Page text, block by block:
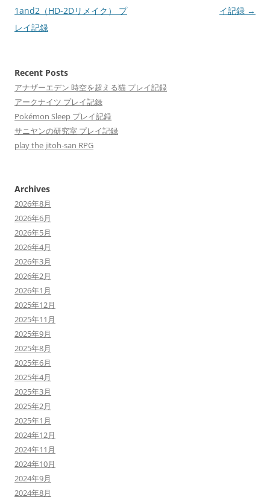
稿
ナ
ー
シ
ョ
ン
1and2（HD-2Dリメイク） プ
レイ記録
イ記録 →
Recent Posts
アナザーエデン 時空を超える猫 プレイ記録
アークナイツ プレイ記録
Pokémon Sleep プレイ記録
サニヤンの研究室 プレイ記録
play the jitoh-san RPG
Archives
2026年8月
2026年6月
2026年5月
2026年4月
2026年3月
2026年2月
2026年1月
2025年12月
2025年11月
2025年9月
2025年8月
2025年6月
2025年4月
2025年3月
2025年2月
2025年1月
2024年12月
2024年11月
2024年10月
2024年9月
2024年8月